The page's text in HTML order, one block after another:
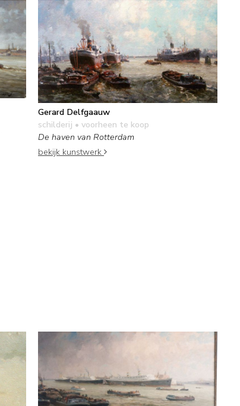
Gerard Delfgaauw
schilderij • voorheen te koop
De haven van Rotterdam
bekijk kunstwerk